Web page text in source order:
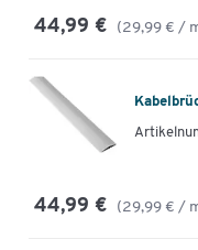
44,99 € (29,99 € /
44,99 € (29,99 € /